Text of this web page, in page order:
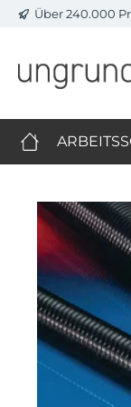
Hauptinhalt
Zur Suche
ZurÜber 240.000